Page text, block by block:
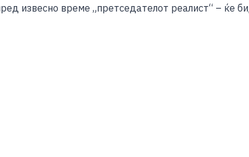
извесно време „претседателот реалист“ – ќе